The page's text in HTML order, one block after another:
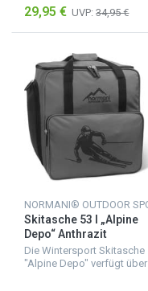
29,95 € UVP: 34,95 €
Skitasche 53 l „Alpine
Depo“ Anthrazit
Die Wintersport Skitasche
"Alpine Depo" verfügt über